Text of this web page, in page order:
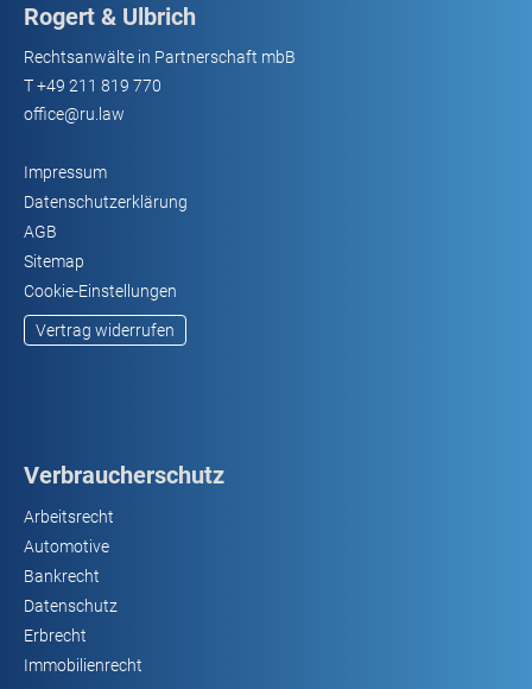
Rogert & Ulbrich
Rechtsanwälte in Partnerschaft mbB
T+49 211 819 770
office@ru.law
Impressum
Datenschutzerklärung
AGB
Sitemap
Cookie-Einstellungen
Vertrag widerrufen
Verbraucherschutz
Arbeitsrecht
Automotive
Bankrecht
Datenschutz
Erbrecht
Immobilienrecht